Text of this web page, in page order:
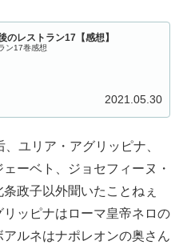
のレストラン17【感想】
ン17巻感想
2021.05.30
ユリア・アグリッピナ、
ーベト、ジョセフィーヌ・
政子以外聞いたことねぇ
ッピナはローマ皇帝ネロの
ルネはナポレオンの奥さん